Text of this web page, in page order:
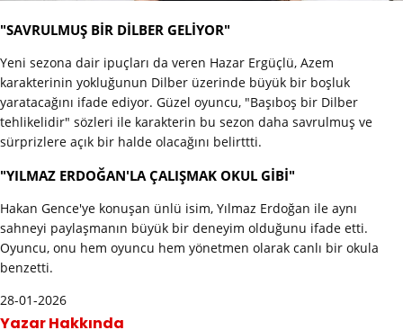
"SAVRULMUŞ BİR DİLBER GELİYOR"
Yeni sezona dair ipuçları da veren Hazar Ergüçlü, Azem
karakterinin yokluğunun Dilber üzerinde büyük bir boşluk
yaratacağını ifade ediyor. Güzel oyuncu, "Başıboş bir Dilber
tehlikelidir" sözleri ile karakterin bu sezon daha savrulmuş ve
sürprizlere açık bir halde olacağını belirttti.
"YILMAZ ERDOĞAN'LA ÇALIŞMAK OKUL GİBİ"
Hakan Gence'ye konuşan ünlü isim, Yılmaz Erdoğan ile aynı
sahneyi paylaşmanın büyük bir deneyim olduğunu ifade etti.
Oyuncu, onu hem oyuncu hem yönetmen olarak canlı bir okula
benzetti.
28-01-2026
Yazar Hakkında